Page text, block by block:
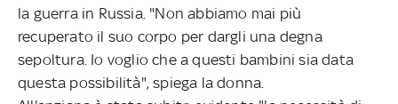
la guerra in Russia. "Non abbiamo mai più
recuperato il suo corpo per dargli una degna
sepoltura. Io voglio che a questi bambini sia data
questa possibilità", spiega la donna.